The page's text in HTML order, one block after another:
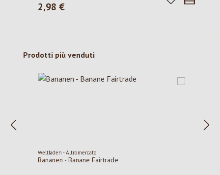
Prezzo normale:
2,98 €
Salta la galleria dei prodotti
Prodotti più venduti
Weltladen - Altromercato
Bananen - Banane Fairtrade